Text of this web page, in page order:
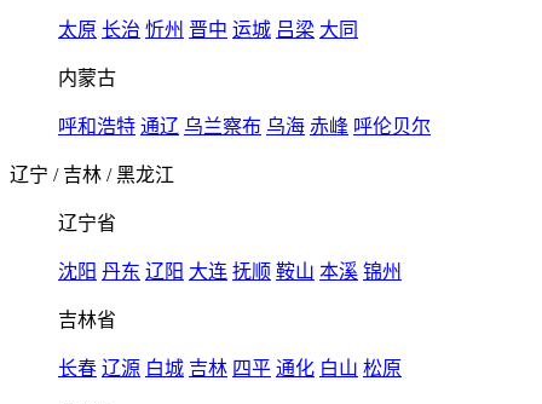
太原 长治 忻州 晋中 运城 吕梁 大同
内蒙古
呼和浩特 通辽 乌兰察布 乌海 赤峰 呼伦贝尔
辽宁 / 吉林 /黑龙江
辽宁省
沈阳 丹东 辽阳 大连 抚顺 鞍山 本溪 锦州
吉林省
长春 辽源 白城 吉林 四平 通化 白山 松原